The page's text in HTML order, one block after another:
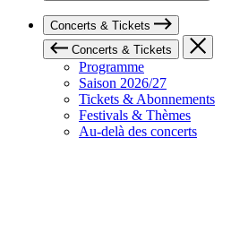
Concerts & Tickets
Concerts & Tickets
Programme
Saison 2026/27
Tickets & Abonnements
Festivals & Thèmes
Au-delà des concerts